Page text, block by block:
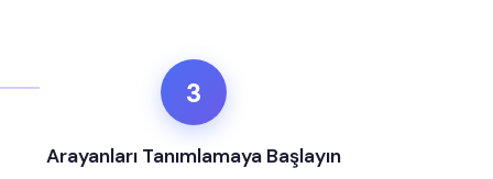
3
Arayanları Tanımlamaya Başlayın